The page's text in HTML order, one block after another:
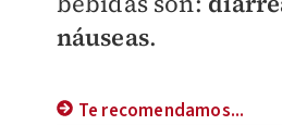
náuseas.
Te recomendamos...